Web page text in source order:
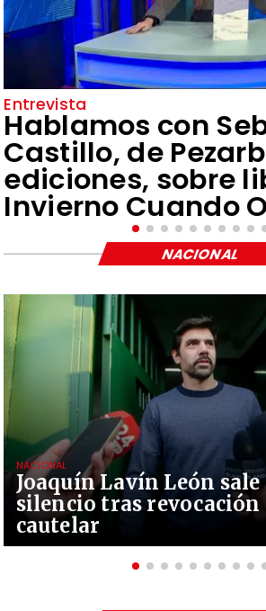
Entrevista
Hablamos con
Castillo, de
ediciones, sobre
Invierno Cuando
Joaquín Lavín León sale
silencio tras revocación
cautelar
NACIONAL
NACIONAL